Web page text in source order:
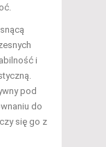
i
pod
do
się go z